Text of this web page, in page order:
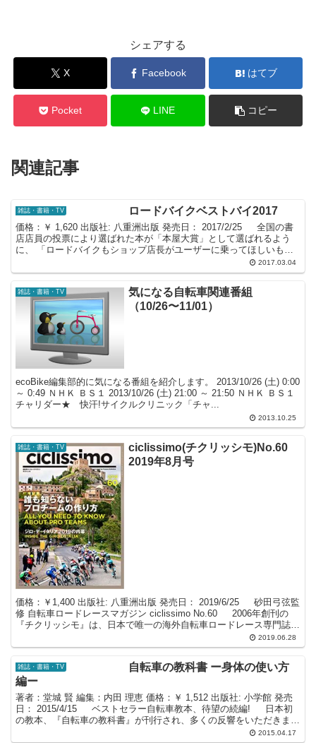
シェアする
X Facebook はてブ
Pocket LINE コピー
関連記事
雑誌・書籍・TV ロードバイクベストバイ2017
価格：￥ 1,620 出版社: 八重洲出版 発売日： 2017/2/25 全国の書
店店員の投票により選ばれた本が「本屋大賞」として選ばれるよう
に、 「ロードバイクもショップ店長がユーザーに乗ってほしいもの
2017.03.04
雑誌・書籍・TV
気になる自転車関連番組
（10/26〜11/01）
ecoBike編集部的に気になる番組を紹介します。 2013/10/26 (土) 0:00
～ 0:49 ＮＨＫ ＢＳ１ 2013/10/26 (土) 21:00 ～ 21:50 ＮＨＫ ＢＳ１
チャリダー★ 快汗!サイクルクリニック「チャ...
2013.10.25
雑誌・書籍・TV
ciclissimo(チクリッシモ)No.60
2019年8月号
価格：￥1,400 出版社: 八重洲出版 発売日： 2019/6/25 砂田弓弦監
修 自転車ロードレースマガジン ciclissimo No.60 2006年創刊の
『チクリッシモ』は、日本で唯一の海外自転車ロードレース専門誌で
2019.06.28
雑誌・書籍・TV
自転車の教科書 ー身体の使い方
編ー
著者：堂城 賢 編集：内田 理恵 価格：￥ 1,512 出版社: 小学館 発売
日： 2015/4/15 ベストセラー自転車教本、待望の続編! 日本初
の教本、『自転車の教科書』が刊行され、多くの反響をいただきまし
2015.04.17